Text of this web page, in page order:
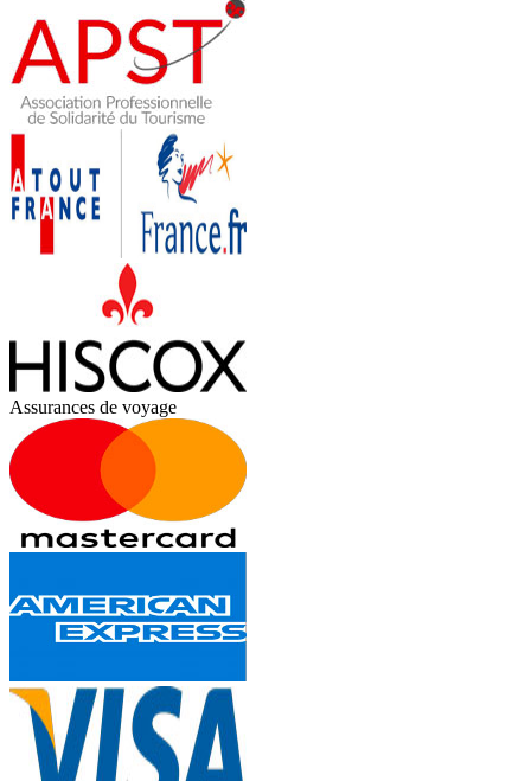
Assurances de voyage